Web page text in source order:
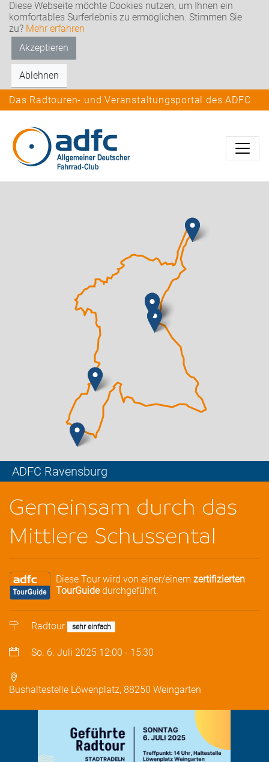
Diese Webseite möchte Cookies nutzen, um Ihnen ein
komfortables Surferlebnis zu ermöglichen. Stimmen Sie
zu? Mehr erfahren
Akzeptieren
Ablehnen
Das Radtouren- und Veranstaltungsportal des ADFC
ADFC Ravensburg
Gemeinsam durch das
Mittlere Schussental
Diese Tour wird von einer/einem zertifizierten
TourGuidedurchgeführt.
Radtour sehr einfach
So. 6. Juli 2025 12:00 - 15:30
Bushaltestelle Löwenplatz, 88250 Weingarten